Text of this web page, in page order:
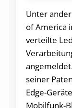
Unter
of America
verteilte
seiner
Edge-
Mobilfunk-